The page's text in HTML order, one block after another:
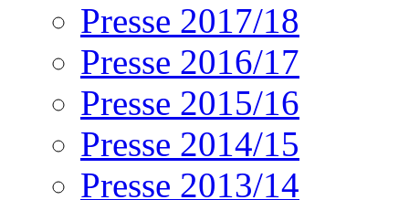
Presse 2017/18
Presse 2016/17
Presse 2015/16
Presse 2014/15
Presse 2013/14